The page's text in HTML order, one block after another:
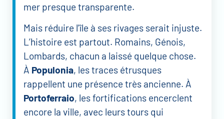
mer presque transparente.
Mais réduire l’île à ses rivages serait injuste.
L’histoire est partout. Romains, Génois,
Lombards, chacun a laissé quelque chose.
À Populonia, les traces étrusques
rappellent une présence très ancienne. À
Portoferraio, les fortifications encerclent
encore la ville, avec leurs tours qui